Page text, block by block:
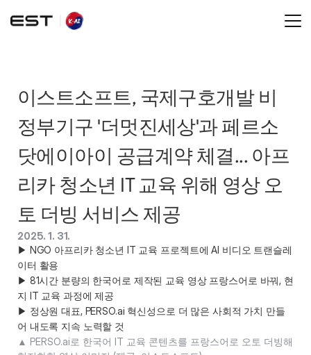
이스트소프트, 국제구호개발 비
정부기구 '더멋진세상'과 페르소
닷에이아이 공급계약 체결... 아프
리카 청소년 IT 교육 위해 영상 오
토 더빙 서비스 제공
2025. 1. 31.
▶ NGO 아프리카 청소년 IT 교육 프로젝트에 AI 비디오 트랜슬레
이터 활용
▶ 81시간 분량의 한국어로 제작된 교육 영상 프랑스어로 바꿔, 현
지 IT 교육 과정에 제공
▶ 정상원 대표, PERSO.ai 혁신성으로 더 많은 사회적 가치 만들
어 내도록 지속 노력할 것
▲ PERSO.ai로 한국어 IT 교육 콘텐츠를 프랑스어로 오토 더빙해